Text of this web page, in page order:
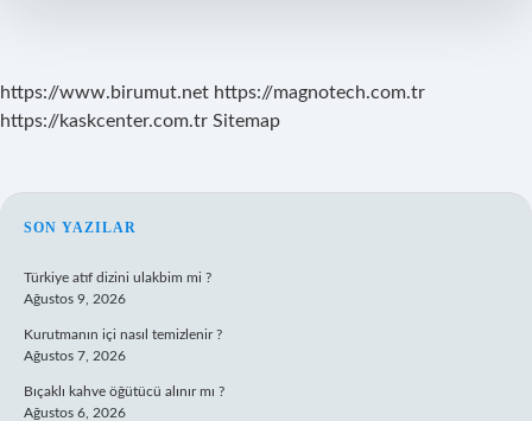
https://www.birumut.net https://magnotech.com.tr
https://kaskcenter.com.tr Sitemap
SIDEBAR
SON YAZILAR
Türkiye atıf dizini ulakbim mi ?
Ağustos 9, 2026
Kurutmanın içi nasıl temizlenir ?
Ağustos 7, 2026
Bıçaklı kahve öğütücü alınır mı ?
Ağustos 6, 2026